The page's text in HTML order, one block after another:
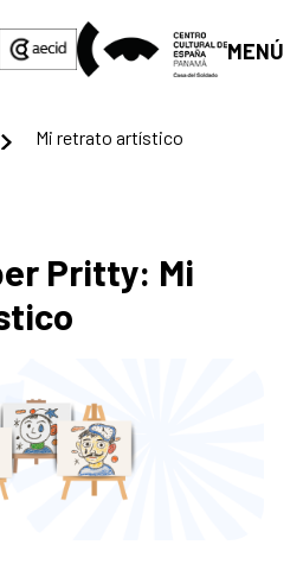
MENÚ
Mi retrato artístico
Pritty: Mi